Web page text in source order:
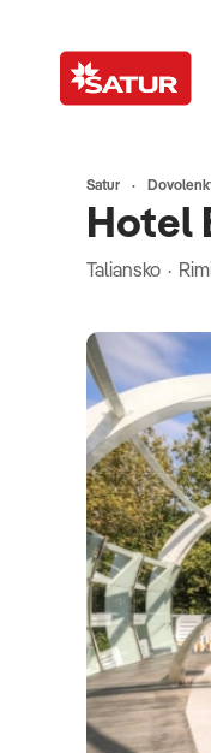
Satur
Hotel
Taliansko ·